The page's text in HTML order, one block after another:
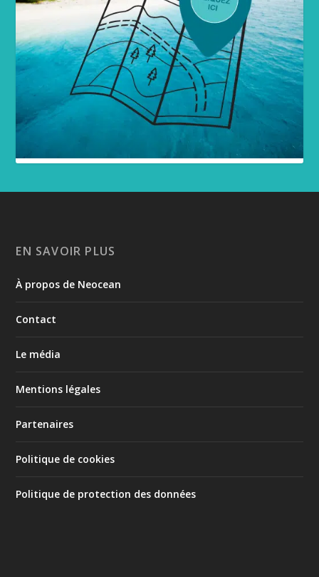
EN SAVOIR PLUS
À propos de Neocean
Contact
Le média
Mentions légales
Partenaires
Politique de cookies
Politique de protection des données